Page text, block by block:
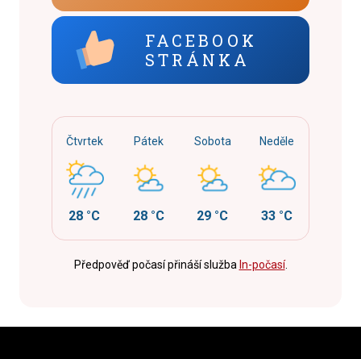
FACEBOOK
STRÁNKA
Čtvrtek
28 °C
Pátek
28 °C
Sobota
29 °C
Neděle
33 °C
Předpověď počasí přináší služba In-počasí.